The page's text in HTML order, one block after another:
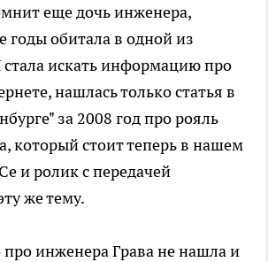
еще дочь инженера,
годы обитала в одной из
искать информацию про
нашлась только статья в
за 2008 год про рояль
который стоит теперь в нашем
и ролик с передачей
же тему.
инженера Грава не нашла и